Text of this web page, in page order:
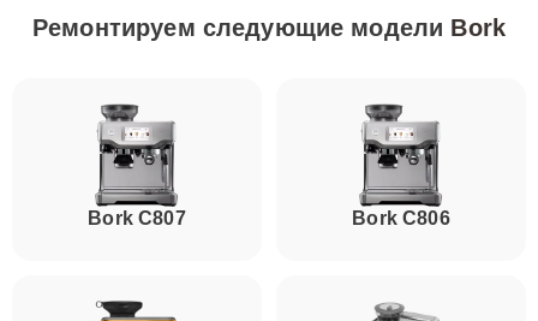
Ремонтируем следующие модели Bork
Bork C807 Bork C806